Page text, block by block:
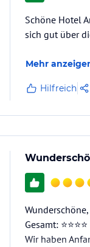
Schöne Hotel
sich gut über
Mehr
Hilfreich
Gesamt:
Wir haben